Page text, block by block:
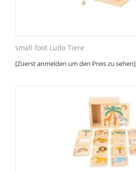
small foot Ludo Tiere
[Zuerst anmelden um den Preis zu sehen]